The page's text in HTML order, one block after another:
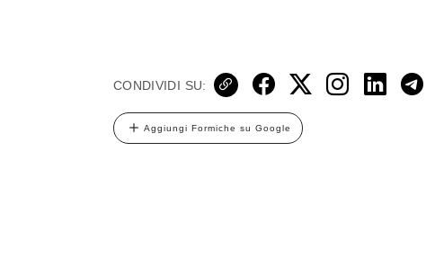
CONDIVIDI SU:
Aggiungi Formiche su Google